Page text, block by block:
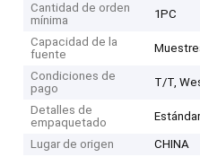
Cantidad de orden
mínima
1PC
Capacidad de la
fuente
Condiciones de
pago
T/T,
Detalles de
empaquetado
Lugar de origen CHINA